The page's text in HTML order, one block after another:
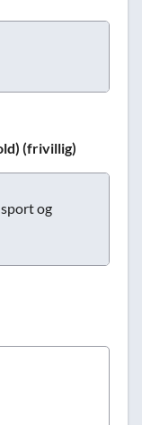
(frivillig)
og